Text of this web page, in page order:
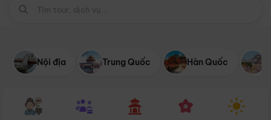
Nội địa Trung Quốc Hàn Quốc